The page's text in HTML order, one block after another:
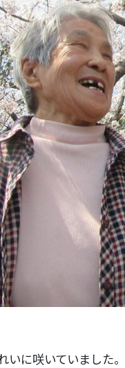
いに咲いていました。